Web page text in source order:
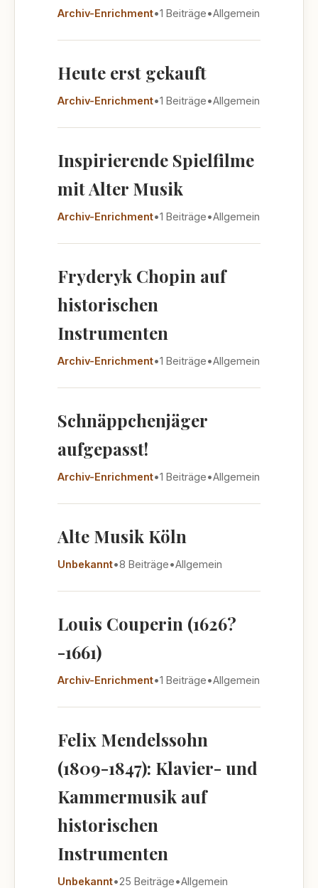
Archiv-Enrichment•1 Beiträge•Allgemein
Heute erst gekauft
Archiv-Enrichment•1 Beiträge•Allgemein
Inspirierende Spielfilme
mit Alter Musik
Archiv-Enrichment•1 Beiträge•Allgemein
Fryderyk Chopin auf
historischen
Instrumenten
Archiv-Enrichment•1 Beiträge•Allgemein
Schnäppchenjäger
aufgepasst!
Archiv-Enrichment•1 Beiträge•Allgemein
Alte Musik Köln
Unbekannt•8 Beiträge•Allgemein
Louis Couperin (1626?
-1661)
Archiv-Enrichment•1 Beiträge•Allgemein
Felix Mendelssohn
(1809-1847): Klavier- und
Kammermusik auf
historischen
Instrumenten
Unbekannt•25 Beiträge•Allgemein